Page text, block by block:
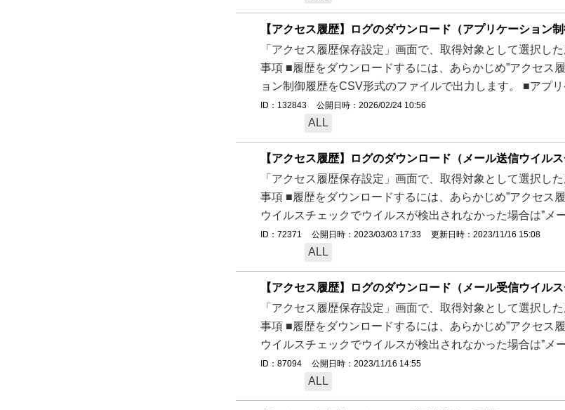
【アクセス履歴】ログのダウンロード（アプリケーション制
「アクセス履歴保存設定」画面で、取得対象として選択し
事項 ■履歴をダウンロードするには、あらかじめ”アクセス
ョン制御履歴をCSV形式のファイルで出力します。 ■アプ
ID：132843
公開日時：2026/02/24 10:56
ALL
【アクセス履歴】ログのダウンロード（メール送信ウイルス
「アクセス履歴保存設定」画面で、取得対象として選択し
事項 ■履歴をダウンロードするには、あらかじめ”アクセス
ウイルスチェックでウイルスが検出されなかった場合は”メ
ID：72371
公開日時：2023/03/03 17:33 更新日時：2023/11/16 15:08
ALL
【アクセス履歴】ログのダウンロード（メール受信ウイルス
「アクセス履歴保存設定」画面で、取得対象として選択し
事項 ■履歴をダウンロードするには、あらかじめ”アクセス
ウイルスチェックでウイルスが検出されなかった場合は”メ
ID：87094
公開日時：2023/11/16 14:55
ALL